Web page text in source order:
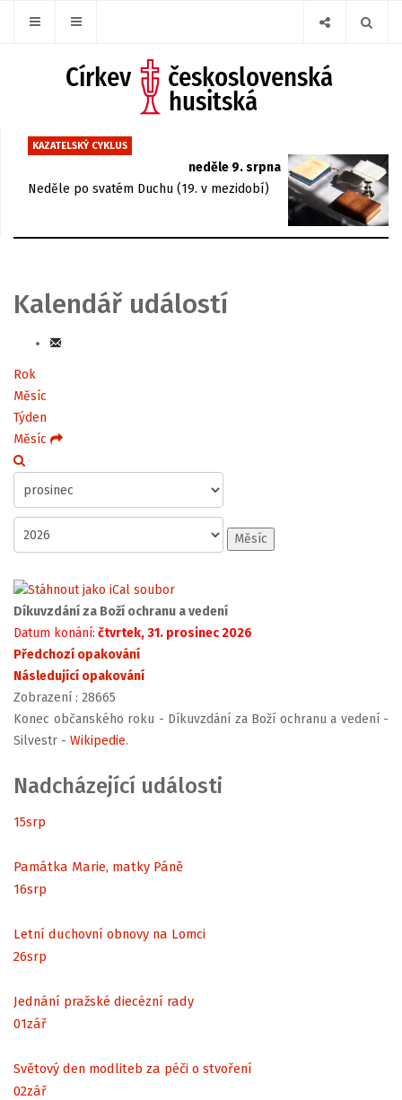
KAZATELSKÝ CYKLUS
neděle 9. srpna
Neděle po svatém Duchu (19. v mezidobí)
Kalendář událostí
Rok
Měsíc
Týden
Měsíc
Měsíc
Díkuvzdání za Boží ochranu a vedení
Datum konání: čtvrtek, 31. prosinec 2026
Předchozí opakování
Následující opakování
Zobrazení : 28665
Konec občanského roku - Díkuvzdání za Boží ochranu a vedení -
Silvestr - Wikipedie.
Nadcházející události
15srp
Památka Marie, matky Páně
16srp
Letní duchovní obnovy na Lomci
26srp
Jednání pražské diecézní rady
01zář
Světový den modliteb za péči o stvoření
02zář